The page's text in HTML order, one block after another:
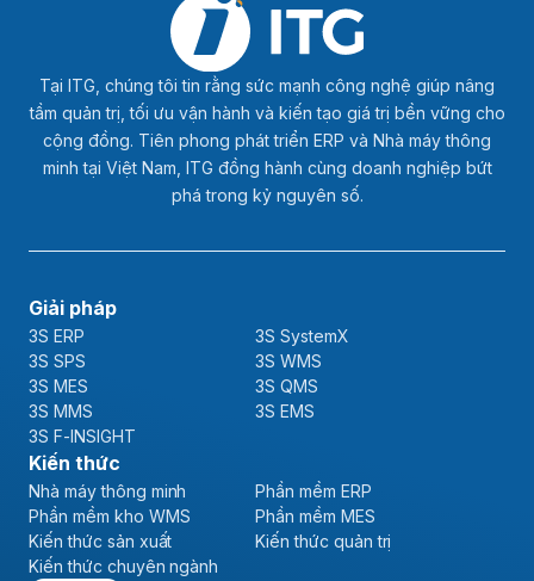
Tại ITG, chúng tôi tin rằng sức mạnh công nghệ giúp nâng
tầm quản trị, tối ưu vận hành và kiến tạo giá trị bền vững cho
cộng đồng. Tiên phong phát triển ERP và Nhà máy thông
minh tại Việt Nam, ITG đồng hành cùng doanh nghiệp bứt
phá trong kỷ nguyên số.
Giải pháp
3S ERP
3S SystemX
3S SPS
3S WMS
3S MES
3S QMS
3S MMS
3S EMS
3S F-INSIGHT
Kiến thức
Nhà máy thông minh
Phần mềm ERP
Phần mềm kho WMS
Phần mềm MES
Kiến thức sản xuất
Kiến thức quản trị
Kiến thức chuyên ngành